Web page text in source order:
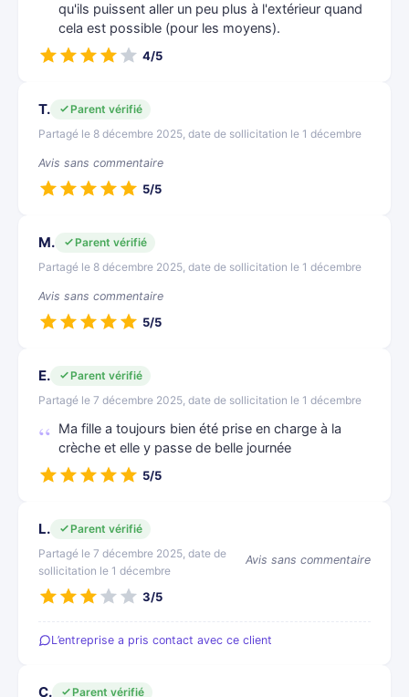
qu'ils puissent aller un peu plus à l'extérieur quand
cela est possible (pour les moyens).
4/5
T.
Parent vérifié
Partagé le 8 décembre 2025, date de sollicitation le 1 décembre
Avis sans commentaire
5/5
M.
Parent vérifié
Partagé le 8 décembre 2025, date de sollicitation le 1 décembre
Avis sans commentaire
5/5
E.
Parent vérifié
Partagé le 7 décembre 2025, date de sollicitation le 1 décembre
Ma fille a toujours bien été prise en charge à la
crèche et elle y passe de belle journée
5/5
L.
Parent vérifié
Partagé le 7 décembre 2025, date de
sollicitation le 1 décembre
Avis sans commentaire
3/5
L’entreprise a pris contact avec ce client
C.
Parent vérifié